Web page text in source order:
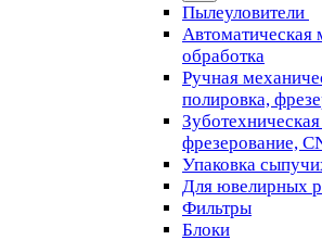
Пылеуловители
Автоматическая
обработка
Ручная
полировка,
фрезерование,
Упаковка
Для ювелирных
Фильтры
Блоки